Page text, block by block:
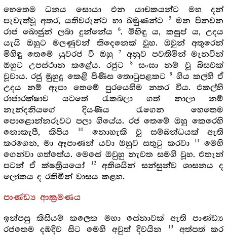
හෙතෙම ධනය සොයා එන යාචකයන්ට මහ දන්
පැවැත්වූ අතර, යතිවරුන්ට හා බමුණන්ට
5මන පිනවන
රාජ බොජුන් ලබා දුන්නේය
6. මිහිඳු ය, කසුප් ය, උදය
යැයි ඔහුට මලණුවන් තිදෙනෙක් වූහ. ඔවුන් අතුරෙන්
මිහිඳු තෙමේ යුවරජ වී ඔහු
7
අනුව පවතිමින් මැනවින්
ඔහුට උපස්ථාන කළේය. රජුට
8සංඝා නම් වූ බිසවක්
වූවාය. රජු මුහුදු කෙළි පිණිස තොටුපළකට
9
ගිය කල්හි ඒ
උදය නම් ඈපා තෙමේ පුරයෙහිම නතර විය. එකල්හි
රාජාරක්ෂාව යටතේ රැකබලා ගත් නාලා නම්
නැන්දනියගේ දියණිය රැගෙන හෙතෙම
පොළොන්නරුවට පලා ගියේය. රජ තෙමේ ඔහු කෙරෙහි
නොකැපී, කිපිය
10
නොහැකි වූ සම්බන්ධයක් ඇති
කරගෙන, මා ඈපාණන් යවා ඔහුව සතුටු කරවා
11
මෙහි
ගෙන්වා ගත්තේය. මෙසේ ඔවුහු නැවත සමගි වූහ. එතැන්
පටන් ඒ ක්ෂත්‍රියයෝ
12අතිශයින් සන්සුන්ව ශාසනය ද
ලෝකය ද රකිමින් වාසය කළහ.
පාණ්ඩ්‍ය ආක්‍රමණය
ඉන්පසු කිසියම් කලෙක මහා සේනාවක් ඇති පාණ්ඩ්‍ය
රජතෙම දඹදිව සිට මෙහි අවුත් දිවයින
13අත්පත් කර